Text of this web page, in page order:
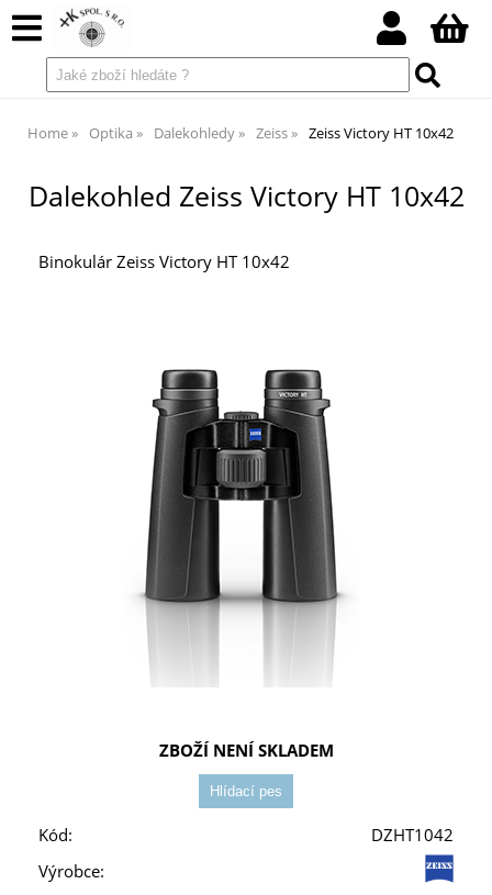
Home Optika Dalekohledy Zeiss Zeiss Victory HT 10x42
Dalekohled Zeiss Victory HT 10x42
Binokulár Zeiss Victory HT 10x42
ZBOŽÍ NENÍ SKLADEM
Kód:
DZHT1042
Výrobce: